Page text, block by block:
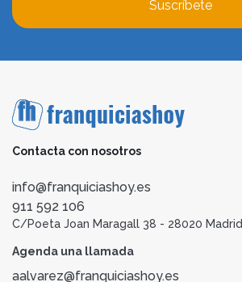
Suscríbete
Contacta con nosotros
info@franquiciashoy.es
911 592 106
C/Poeta Joan Maragall 38 - 28020 Madrid
Agenda una llamada
aalvarez@franquiciashoy.es